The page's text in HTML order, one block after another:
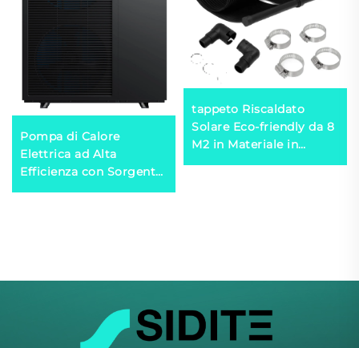
Pompa di Calore
Elettrica ad Alta
Efficienza con Sorgente
Aria R290 per un
tappeto Riscaldato
Solare Eco-friendly da 8
M2 in Materiale in
Gomma per